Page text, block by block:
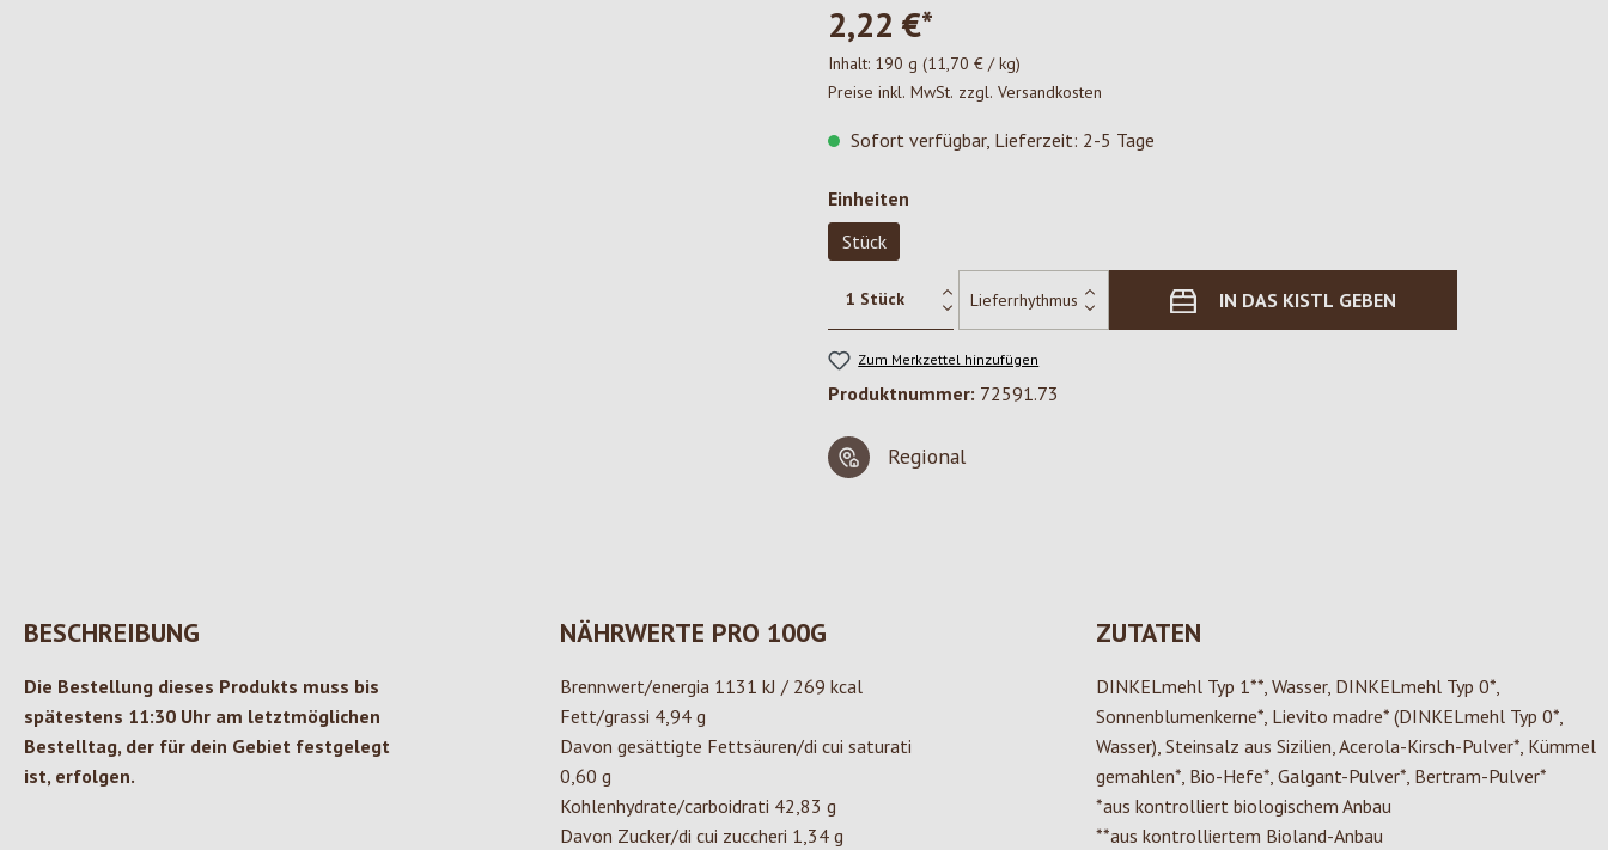
2,22 €*
Inhalt: 190 g (11,70 € / kg)
Preise inkl. MwSt. zzgl. Versandkosten
Sofort verfügbar, Lieferzeit: 2-5 Tage
Einheiten
Stück
IN DAS KISTL GEBEN
Zum Merkzettel hinzufügen
Produktnummer: 72591.73
Regional
BESCHREIBUNG
Die Bestellung dieses Produkts muss bis
spätestens 11:30 Uhr am letztmöglichen
Bestelltag, der für dein Gebiet festgelegt
ist, erfolgen.
NÄHRWERTE PRO 100G
Brennwert/energia 1131 kJ / 269 kcal
Fett/grassi 4,94 g
Davon gesättigte Fettsäuren/di cui saturati
0,60 g
Kohlenhydrate/carboidrati 42,83 g
Davon Zucker/di cui zuccheri 1,34 g
ZUTATEN
DINKELmehl Typ 1**, Wasser, DINKELmehl Typ 0*,
Sonnenblumenkerne*, Lievito madre* (DINKELmehl Typ 0*,
Wasser), Steinsalz aus Sizilien, Acerola-Kirsch-Pulver*, Kümmel
gemahlen*, Bio-Hefe*, Galgant-Pulver*, Bertram-Pulver*
*aus kontrolliert biologischem Anbau
**aus kontrolliertem Bioland-Anbau